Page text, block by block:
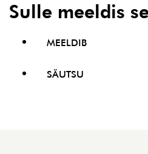
Sulle meeldis
MEELDIB
SÄUTSU